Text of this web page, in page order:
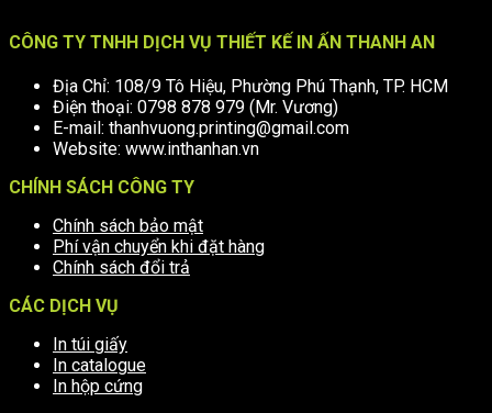
CÔNG TY TNHH DỊCH VỤ THIẾT KẾ IN ẤN THANH AN
Địa Chỉ: 108/9 Tô Hiệu, Phường Phú Thạnh, TP. HCM
Điện thoại: 0798 878 979 (Mr. Vương)
E-mail: thanhvuong.printing@gmail.com
Website: www.inthanhan.vn
CHÍNH SÁCH CÔNG TY
Chính sách bảo mật
Phí vận chuyển khi đặt hàng
Chính sách đổi trả
CÁC DỊCH VỤ
In túi giấy
In catalogue
In hộp cứng